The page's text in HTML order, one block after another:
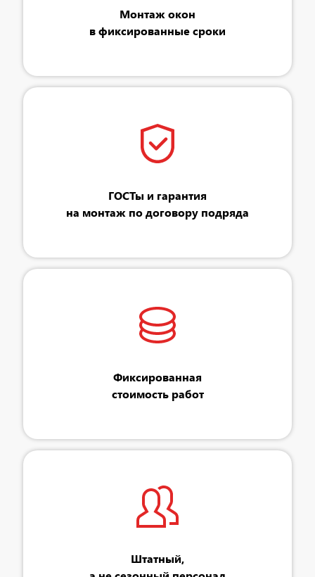
Монтаж окон
в фиксированные сроки
ГОСТы и гарантия
на монтаж по договору подряда
Фиксированная
стоимость работ
Штатный,